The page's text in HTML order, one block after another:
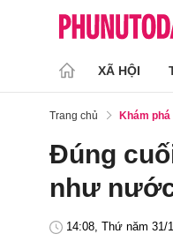
XÃ HỘI
Trang chủ Khám phá
Đúng
như
14:08, Thứ năm 31/